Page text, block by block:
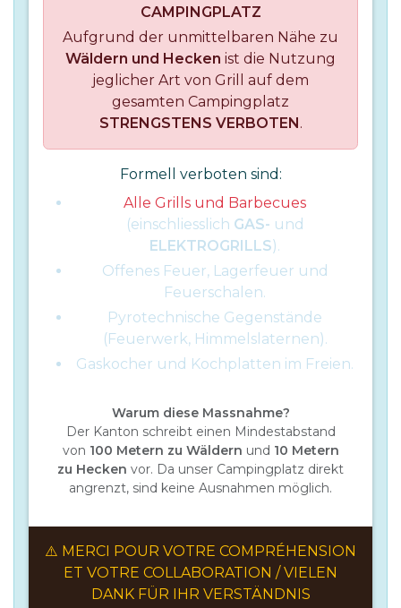
CAMPINGPLATZ
Aufgrund der unmittelbaren Nähe zu
Wäldern und Hecken ist die Nutzung
jeglicher Art von Grill auf dem
gesamten Campingplatz
STRENGSTENS VERBOTEN.
Formell verboten sind:
Alle Grills und Barbecues
(einschliesslich GAS- und
ELEKTROGRILLS).
Offenes Feuer, Lagerfeuer und
Feuerschalen.
Pyrotechnische Gegenstände
(Feuerwerk, Himmelslaternen).
Gaskocher und Kochplatten im Freien.
Warum diese Massnahme?
Der Kanton schreibt einen Mindestabstand
von 100 Metern zu Wäldern und 10 Metern
zu Hecken vor. Da unser Campingplatz direkt
angrenzt, sind keine Ausnahmen möglich.
⚠️ MERCI POUR VOTRE COMPRÉHENSION
ET VOTRE COLLABORATION / VIELEN
DANK FÜR IHR VERSTÄNDNIS